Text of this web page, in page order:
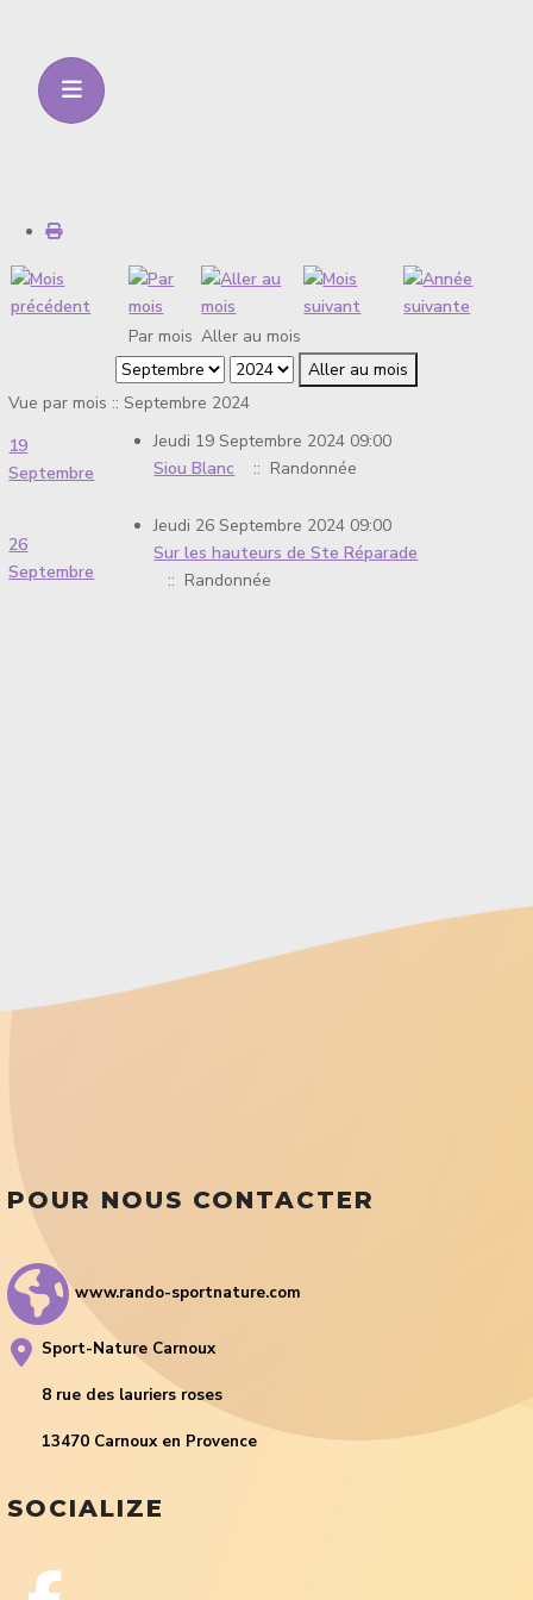
Par mois Aller au mois
Aller au mois
Vue par mois :: Septembre 2024
19
Septembre
Jeudi 19 Septembre 2024 09:00
Siou Blanc
:: Randonnée
26
Septembre
Jeudi 26 Septembre 2024 09:00
Sur les hauteurs de Ste Réparade
:: Randonnée
POUR NOUS CONTACTER
www.rando-sportnature.com
Sport-Nature Carnoux
8 rue des lauriers roses
13470 Carnoux en Provence
SOCIALIZE